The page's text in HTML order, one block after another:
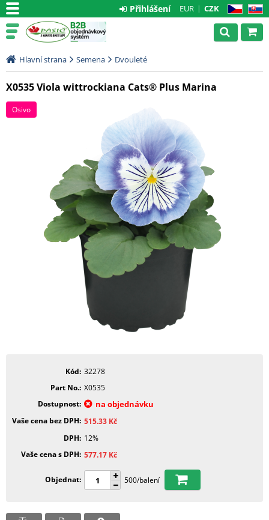
CZ SK
EUR CZK
Přihlášení
Hlavní strana Semena Dvouleté
X0535 Viola wittrockiana Cats® Plus Marina
Osivo
Kód 32278
Part No. X0535
Dostupnost
na objednávku
Vaše cena bez DPH 515.33 Kč
DPH 12%
Vaše cena s DPH 577.17 Kč
Objednat 500/balení